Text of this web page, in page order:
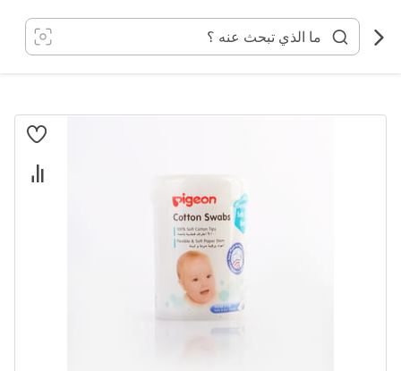
المحتوى
انتقل